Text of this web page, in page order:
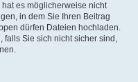
es möglicherweise nicht
in dem Sie Ihren Beitrag
dürfen Dateien hochladen.
falls Sie sich nicht sicher sind,